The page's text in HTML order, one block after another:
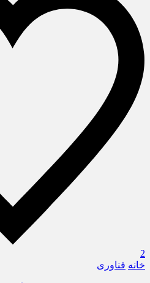
2
خانه فناوری